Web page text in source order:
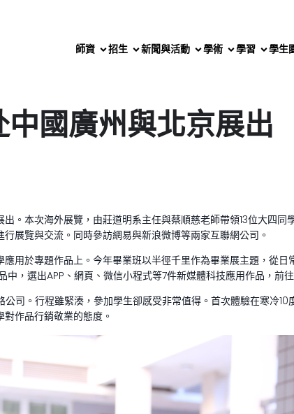
師資 招生 新聞與活動 學術 學習 學生
國廣州與北京展出
。本次海外展覽，由莊道明系主任與蔡順慈老師帶領13位大四
展覽與交流。同時參訪網易與新浪微博等兩家互聯網公司。
用於專題作品上。今年畢業班以半徑千里作為畢業展主題，從
，選出APP、網頁、微信小程式等7件新媒體科技應用作品，前
司。行程雖緊湊，參加學生卻感受非常值得。首次體驗在寒冷
對作品行銷敬業的態度。